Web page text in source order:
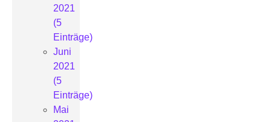
2021
(5
Einträge)
Juni
2021
(5
Einträge)
Mai